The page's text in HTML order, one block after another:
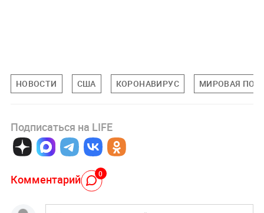
НОВОСТИ США КОРОНАВИРУС МИРОВАЯ
Подписаться на LIFE
Комментарий 0